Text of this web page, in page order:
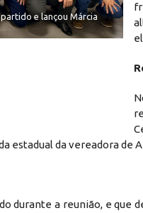
e lançou Márcia
estadual da vereadora de
durante a reunião, e que